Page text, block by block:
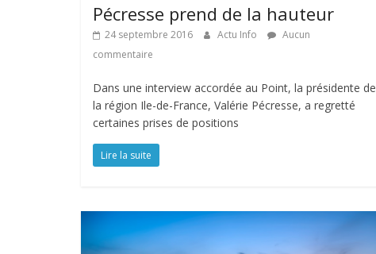
Pécresse prend de la hauteur
24 septembre 2016 Actu Info
Aucun
commentaire
Dans une interview accordée au Point, la présidente de
la région Ile-de-France, Valérie Pécresse, a regretté
certaines prises de positions
Lire la suite